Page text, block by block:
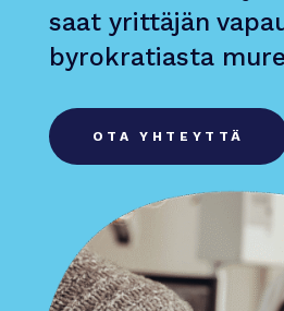
saat yrittäjän
byrokratiasta
OTA YHTEYTTÄ